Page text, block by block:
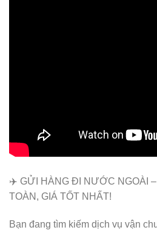
✈️ GỬI HÀNG ĐI NƯỚC NGOÀI –
TOÀN, GIÁ TỐT NHẤT!
Bạn đang tìm kiếm dịch vụ vận